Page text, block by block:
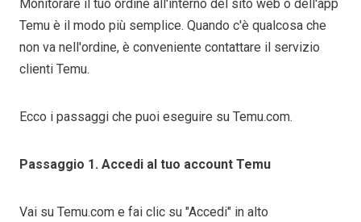
Monitorare il tuo ordine all'interno del sito web o dell'app
Temu è il modo più semplice. Quando c'è qualcosa che
non va nell'ordine, è conveniente contattare il servizio
clienti Temu.
Ecco i passaggi che puoi eseguire su Temu.com.
Passaggio 1. Accedi al tuo account Temu
Vai su Temu.com e fai clic su "Accedi" in alto